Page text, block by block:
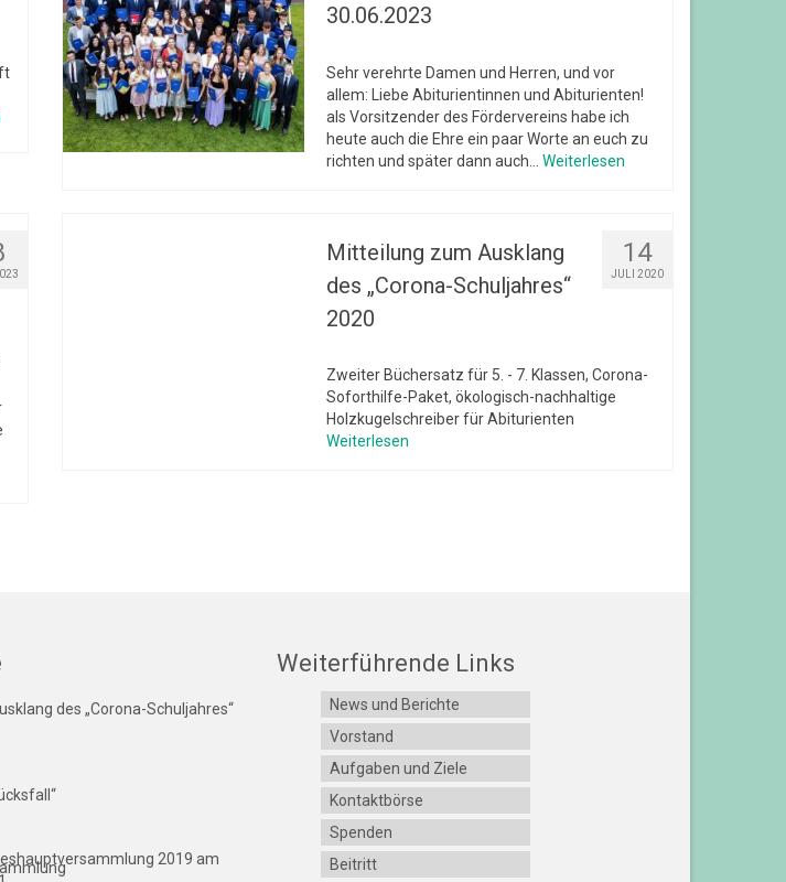
30.06.2023
Sehr verehrte Damen und Herren, und vor
allem: Liebe Abiturientinnen und Abiturienten!
als Vorsitzender des Fördervereins habe ich
heute auch die Ehre ein paar Worte an euch zu
richten und später dann auch... Weiterlesen
14
JULI 2020
Mitteilung zum Ausklang
des „Corona-Schuljahres“
2020
Zweiter Büchersatz für 5. - 7. Klassen, Corona-
Soforthilfe-Paket, ökologisch-nachhaltige
Holzkugelschreiber für Abiturienten
Weiterlesen
des „Corona-Schuljahres“
2019 am
Weiterführende Links
News und Berichte
Vorstand
Aufgaben und Ziele
Kontaktbörse
Spenden
Beitritt